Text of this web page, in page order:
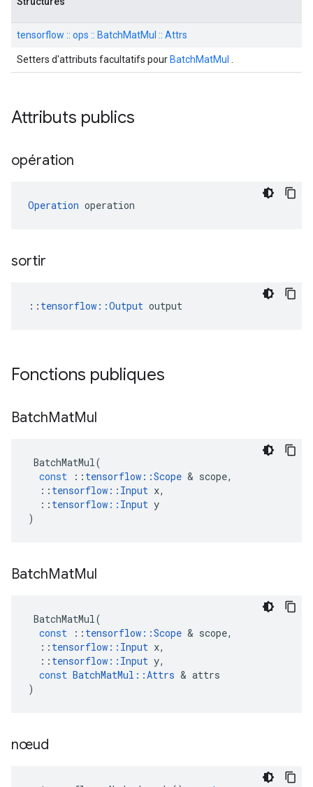
tensorflow :: ops :: BatchMatMul :: Attrs
Setters d'attributs facultatifs pour BatchMatMul
Attributs publics
opération
Operation operation
sortir
:: tensorflow::Output output
Fonctions publiques
BatchMatMul
BatchMatMul(
const
:: tensorflow ::Scope & scope,
:: tensorflow :: Input x,
:: tensorflow :: Input y
)
BatchMatMul
BatchMatMul(
const
:: tensorflow ::Scope & scope,
:: tensorflow :: Input x,
:: tensorflow :: Input y,
const BatchMatMul ::Attrs & attrs
)
nœud